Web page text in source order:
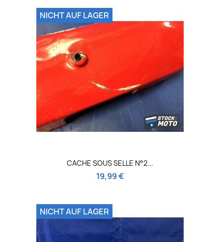
CACHE SOUS SELLE N°2...
19,99 €
NICHT AUF LAGER
NICHT AUF LAGER